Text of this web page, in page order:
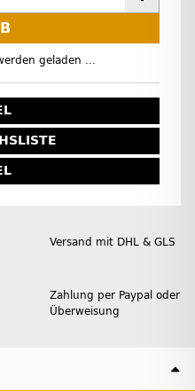
geladen ...
Versand mit DHL & GLS
Zahlung per Paypal oder
Überweisung